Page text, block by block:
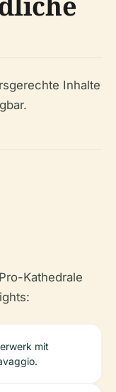
Inhalte
Kathedrale
mit